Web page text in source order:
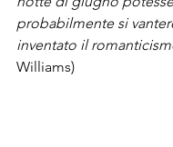
probabilmente si
inventato il
Williams)